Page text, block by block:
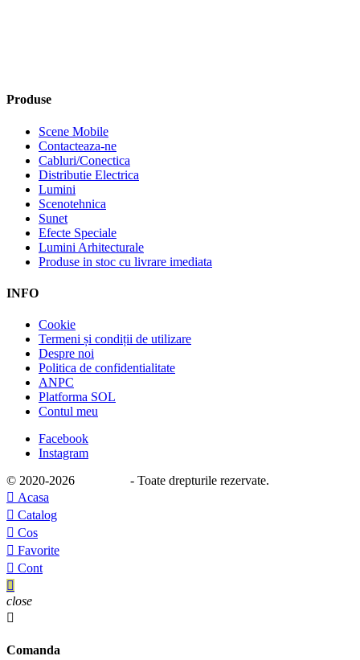
Produse
Scene Mobile
Contacteaza-ne
Cabluri/Conectica
Distributie Electrica
Lumini
Scenotehnica
Sunet
Efecte Speciale
Lumini Arhitecturale
Produse in stoc cu livrare imediata
INFO
Cookie
Termeni și condiții de utilizare
Despre noi
Politica de confidentialitate
ANPC
Platforma SOL
Contul meu
Facebook
Instagram
© 2020-2026
- Toate drepturile rezervate.
 Acasa
 Catalog
 Cos
 Favorite
 Cont

close

Comanda